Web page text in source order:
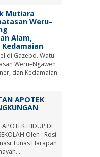
Mutiara
Weru–
Alam,
di Gazebo. Watu
Weru–Ngawen
dan Kedamaian
APOTEK
HIDUP DI
Oleh : Rosi
Tunas Harapan